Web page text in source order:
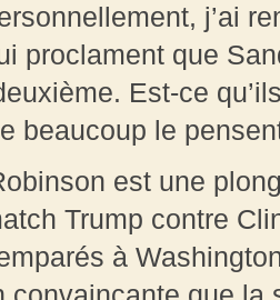
j’ai
proclament que
Est-ce
beaucoup le
est une
Trump contre
à